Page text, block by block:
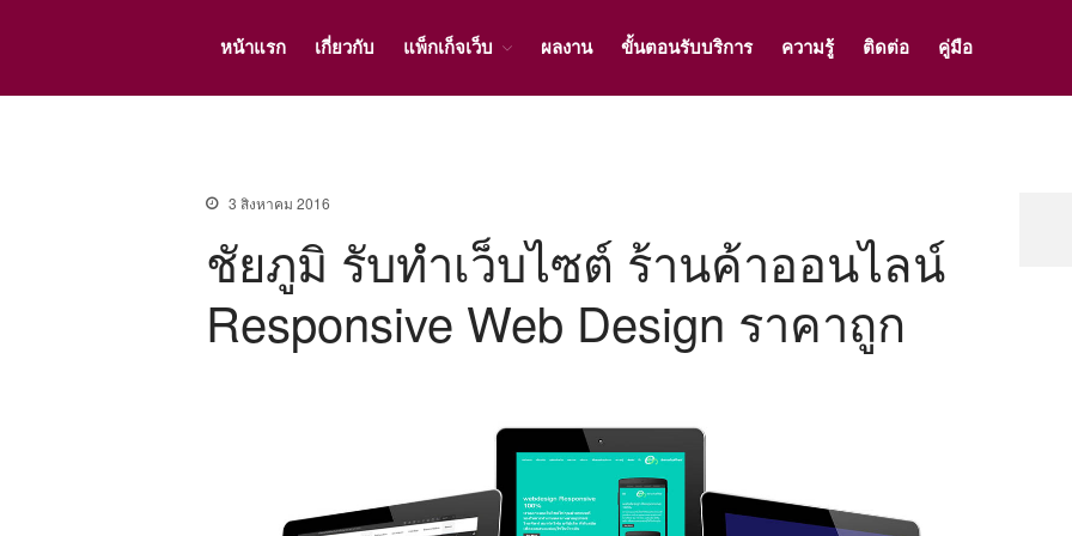
หน้าแรก เกี่ยวกับ แพ็กเก็จเว็บ ผลงาน ขั้นตอนรับบริการ ความรู้ ติดต่อ คู่มือ
3 สิงหาคม 2016
ชัยภูมิ รับทําเว็บไซต์ ร้านค้าออนไลน์
Responsive Web Design ราคาถูก